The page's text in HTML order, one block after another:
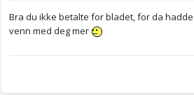
Bra du ikke betalte for bladet, for da
venn med deg mer